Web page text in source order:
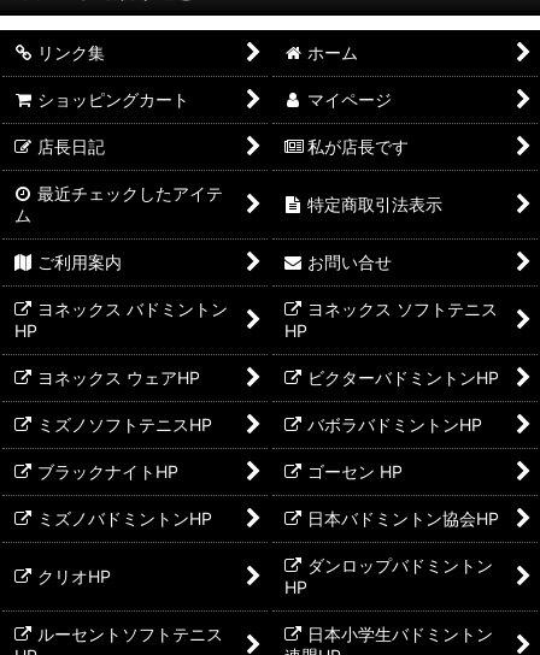
バドミントン (全商品)
バドミントンラケット
バドミントンガット
バドミントン張上げ工賃
バドミントンシューズ
バドミントンシャトル
リンク集 ホーム
ショッピングカート マイページ
店長日記 私が店長です
最近チェックしたアイテ
ム
特定商取引法表示
ご利用案内 お問い合せ
ヨネックス バドミントン
HP
ヨネックス ソフトテニス
HP
ヨネックス ウェアHP ビクターバドミントンHP
ミズノソフトテニスHP バボラバドミントンHP
ブラックナイトHP ゴーセン HP
ミズノバドミントンHP 日本バドミントン協会HP
クリオHP
ダンロップバドミントン
HP
ルーセントソフトテニス
日本小学生バドミントン